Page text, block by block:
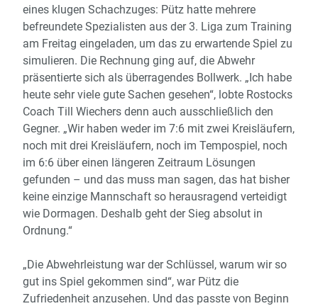
eines klugen Schachzuges: Pütz hatte mehrere
befreundete Spezialisten aus der 3. Liga zum Training
am Freitag eingeladen, um das zu erwartende Spiel zu
simulieren. Die Rechnung ging auf, die Abwehr
präsentierte sich als überragendes Bollwerk. „Ich habe
heute sehr viele gute Sachen gesehen“, lobte Rostocks
Coach Till Wiechers denn auch ausschließlich den
Gegner. „Wir haben weder im 7:6 mit zwei Kreisläufern,
noch mit drei Kreisläufern, noch im Tempospiel, noch
im 6:6 über einen längeren Zeitraum Lösungen
gefunden – und das muss man sagen, das hat bisher
keine einzige Mannschaft so herausragend verteidigt
wie Dormagen. Deshalb geht der Sieg absolut in
Ordnung.“
„Die Abwehrleistung war der Schlüssel, warum wir so
gut ins Spiel gekommen sind“, war Pütz die
Zufriedenheit anzusehen. Und das passte von Beginn